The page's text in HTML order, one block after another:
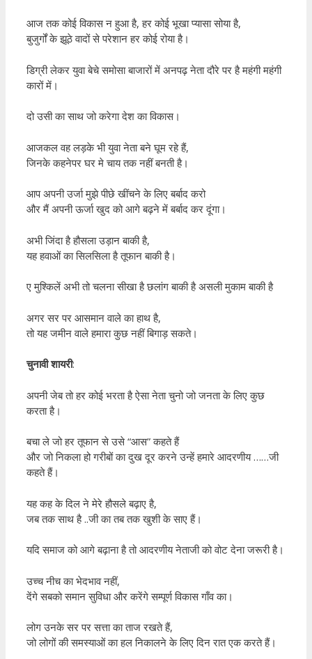
आज तक कोई विकास न हुआ है, हर कोई भूखा प्यासा सोया है,
बुजुर्गों के झूठे वादों से परेशान हर कोई रोया है।
डिग्री लेकर युवा बेचे समोसा बाजारों में अनपढ़ नेता दौरे पर है महंगी महंगी
कारों में।
दो उसी का साथ जो करेगा देश का विकास।
आजकल वह लड़के भी युवा नेता बने घूम रहे हैं,
जिनके कहनेपर घर मे चाय तक नहीं बनती है।
आप अपनी उर्जा मुझे पीछे खींचने के लिए बर्बाद करो
और मैं अपनी ऊर्जा खुद को आगे बढ़ने में बर्बाद कर दूंगा।
अभी जिंदा है हौसला उड़ान बाकी है,
यह हवाओं का सिलसिला है तूफान बाकी है।
ए मुश्किलें अभी तो चलना सीखा है छलांग बाकी है असली मुकाम बाकी है
अगर सर पर आसमान वाले का हाथ है,
तो यह जमीन वाले हमारा कुछ नहीं बिगाड़ सकते।
चुनावी शायरी:
अपनी जेब तो हर कोई भरता है ऐसा नेता चुनो जो जनता के लिए कुछ
करता है।
बचा ले जो हर तूफान से उसे “आस” कहते हैं
और जो निकला हो गरीबों का दुख दूर करने उन्हें हमारे आदरणीय ……जी
कहते हैं।
यह कह के दिल ने मेरे हौसले बढ़ाए है,
जब तक साथ है ..जी का तब तक खुशी के साए हैं।
यदि समाज को आगे बढ़ाना है तो आदरणीय नेताजी को वोट देना जरूरी है।
उच्च नीच का भेदभाव नहीं,
देंगे सबको समान सुविधा और करेंगे सम्पूर्ण विकास गाँव का।
लोग उनके सर पर सत्ता का ताज रखते हैं,
जो लोगों की समस्याओं का हल निकालने के लिए दिन रात एक करते हैं।